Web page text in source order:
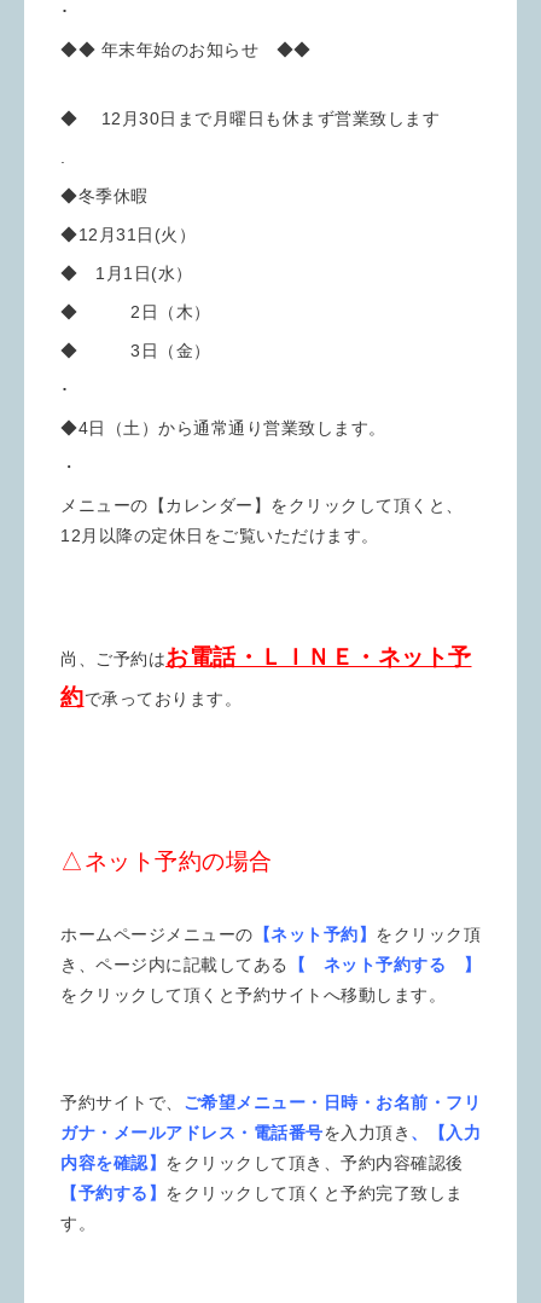
･
◆◆ 年末年始のお知らせ ◆◆
◆ 12月30日まで月曜日も休まず営業致します
◆冬季休暇
◆12月31日(火）
◆ 1月1日(水）
◆ 2日（木）
◆ 3日（金）
･
◆4日（土）から通常通り営業致します。
・
メニューの【カレンダー】をクリックして頂くと、
12月以降の定休日をご覧いただけます。
尚、ご予約はお電話・ＬＩＮＥ・ネット予
約で承っております。
△ネット予約の場合
ホームページメニューの 【ネット予約】 をクリック頂
き、ページ内に記載してある
【 ネット予約する 】
をクリックして頂くと予約サイトへ移動します。
予約サイトで、 ご希望メニュー・日時・お名前・フリ
ガナ・メールアドレス・電話番号を入力頂き 、【入力
内容を確認】 をクリックして頂き、予約内容確認後
【予約する】 をクリックして頂くと予約完了致しま
す。